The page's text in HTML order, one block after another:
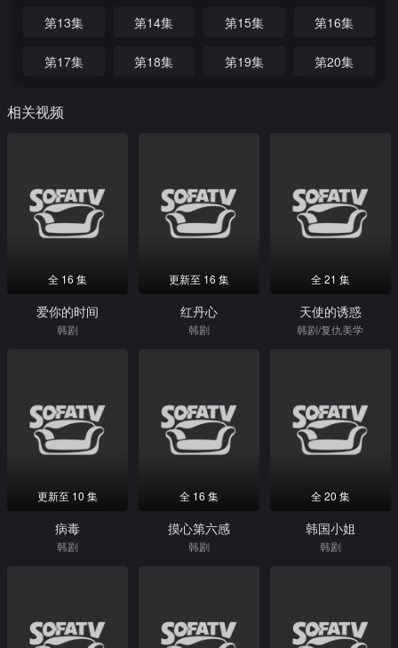
第13集 第14集 第15集 第16集
第17集 第18集 第19集 第20集
相关视频
全 16 集
爱你的时间
韩剧
更新至 16 集
红丹心
韩剧
全 21 集
天使的诱惑
韩剧/复仇美学
更新至 10 集
病毒
韩剧
全 16 集
摸心第六感
韩剧
全 20 集
韩国小姐
韩剧